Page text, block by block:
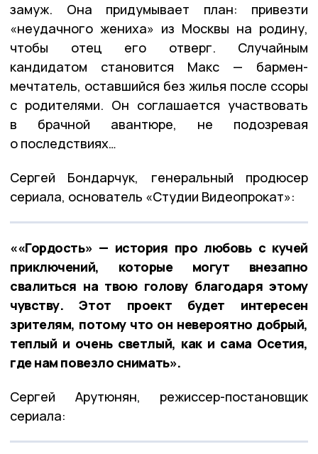
замуж. Она придумывает план: привезти
«неудачного жениха» из Москвы на родину,
чтобы отец его отверг. Случайным
кандидатом становится Макс — бармен-
мечтатель, оставшийся без жилья после ссоры
с родителями. Он соглашается участвовать
в брачной авантюре, не подозревая
о последствиях…
Сергей Бондарчук, генеральный продюсер
сериала, основатель «Студии Видеопрокат»:
««Гордость» — история про любовь с кучей
приключений, которые могут внезапно
свалиться на твою голову благодаря этому
чувству. Этот проект будет интересен
зрителям, потому что он невероятно добрый,
теплый и очень светлый, как и сама Осетия,
где нам повезло снимать».
Сергей Арутюнян, режиссер-постановщик
сериала: